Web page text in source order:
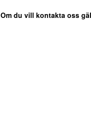
Om du vill kontakta oss